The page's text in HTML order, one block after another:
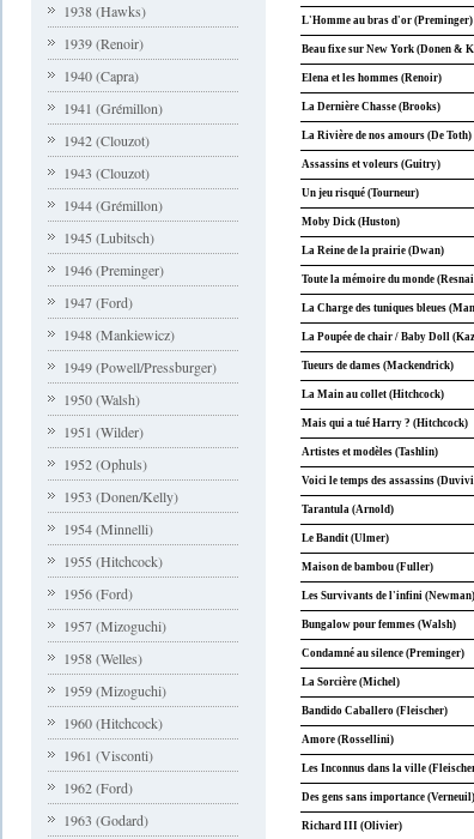
1938 (Hawks)
1939 (Renoir)
1940 (Capra)
1941 (Grémillon)
1942 (Clouzot)
1943 (Clouzot)
1944 (Grémillon)
1945 (Lubitsch)
1946 (Preminger)
1947 (Ford)
1948 (Mankiewicz)
1949 (Powell/Pressburger)
1950 (Walsh)
1951 (Wilder)
1952 (Ophuls)
1953 (Donen/Kelly)
1954 (Minnelli)
1955 (Hitchcock)
1956 (Ford)
1957 (Mizoguchi)
1958 (Welles)
1959 (Mizoguchi)
1960 (Hitchcock)
1961 (Visconti)
1962 (Ford)
1963 (Godard)
L'Homme au bras d'or (Preminger)
Beau fixe sur New York (Donen &
Elena et les hommes (Renoir)
La Dernière Chasse (Brooks)
La Rivière de nos amours (De Toth)
Assassins et voleurs (Guitry)
Un jeu risqué (Tourneur)
Moby Dick (Huston)
La Reine de la prairie (Dwan)
Toute la mémoire du monde
La Charge des tuniques bleues
La Poupée de chair / Baby Doll
Tueurs de dames (Mackendrick)
La Main au collet (Hitchcock)
Mais qui a tué Harry ? (Hitchcock)
Artistes et modèles (Tashlin)
Voici le temps des assassins
Tarantula (Arnold)
Le Bandit (Ulmer)
Maison de bambou (Fuller)
Les Survivants de l'infini (Newman)
Bungalow pour femmes (Walsh)
Condamné au silence (Preminger)
La Sorcière (Michel)
Bandido Caballero (Fleischer)
Amore (Rossellini)
Les Inconnus dans la ville
Des gens sans importance (Verneuil)
Richard III (Olivier)